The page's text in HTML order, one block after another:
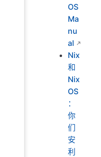
OS
Ma
nu
al
Nix
和
Nix
OS
：
你
们
安
利